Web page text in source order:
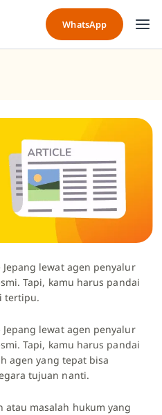
WhatsApp
lewat agen penyalur
. Tapi, kamu harus pandai
tertipu.
lewat agen penyalur
Tapi, kamu harus pandai
agen yang tepat bisa
tujuan nanti.
atau masalah hukum yang